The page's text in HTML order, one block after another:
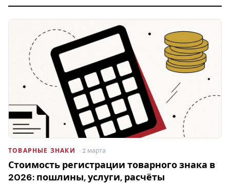
ТОВАРНЫЕ ЗНАКИ · 2 марта
Стоимость регистрации товарного знака в
2026: пошлины, услуги, расчёты